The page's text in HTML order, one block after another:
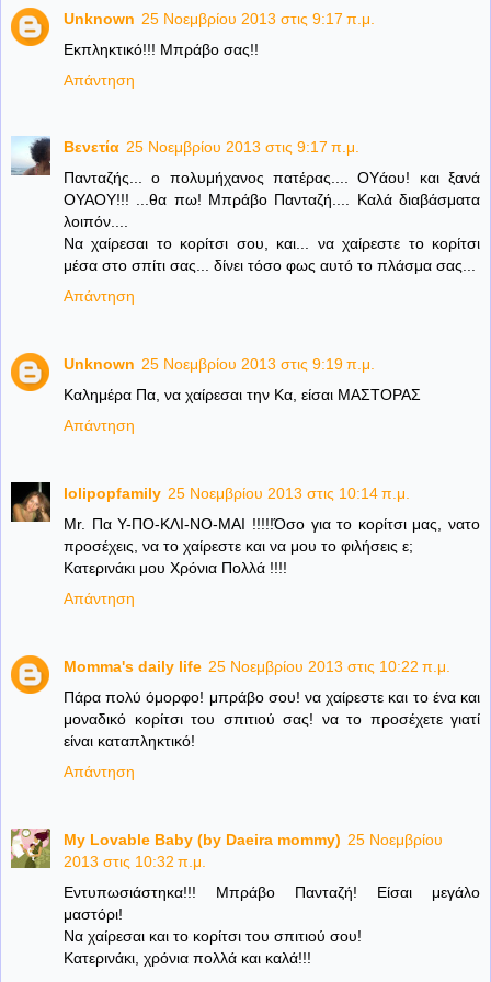
Unknown 25 Νοεμβρίου 2013 στις 9:17 π.μ.
Εκπληκτικό!!! Μπράβο σας!!
Απάντηση
Βενετία 25 Νοεμβρίου 2013 στις 9:17 π.μ.
Πανταζής... ο πολυμήχανος πατέρας.... ΟΥάου! και ξανά
ΟΥΑΟΥ!!! ...θα πω! Μπράβο Πανταζή.... Καλά διαβάσματα
λοιπόν....
Να χαίρεσαι το κορίτσι σου, και... να χαίρεστε το κορίτσι
μέσα στο σπίτι σας... δίνει τόσο φως αυτό το πλάσμα σας...
Απάντηση
Unknown 25 Νοεμβρίου 2013 στις 9:19 π.μ.
Καλημέρα Πα, να χαίρεσαι την Κα, είσαι ΜΑΣΤΟΡΑΣ
Απάντηση
lolipopfamily 25 Νοεμβρίου 2013 στις 10:14 π.μ.
Mr. Πα Υ-ΠΟ-ΚΛΙ-ΝΟ-ΜΑΙ !!!!!Όσο για το κορίτσι μας, νατο
προσέχεις, να το χαίρεστε και να μου το φιλήσεις ε;
Κατερινάκι μου Χρόνια Πολλά !!!!
Απάντηση
Momma's daily life 25 Νοεμβρίου 2013 στις 10:22 π.μ.
Πάρα πολύ όμορφο! μπράβο σου! να χαίρεστε και το ένα και
μοναδικό κορίτσι του σπιτιού σας! να το προσέχετε γιατί
είναι καταπληκτικό!
Απάντηση
My Lovable Baby (by Daeira mommy) 25 Νοεμβρίου
2013 στις 10:32 π.μ.
Εντυπωσιάστηκα!!! Μπράβο Πανταζή! Είσαι μεγάλο
μαστόρι!
Να χαίρεσαι και το κορίτσι του σπιτιού σου!
Κατερινάκι, χρόνια πολλά και καλά!!!